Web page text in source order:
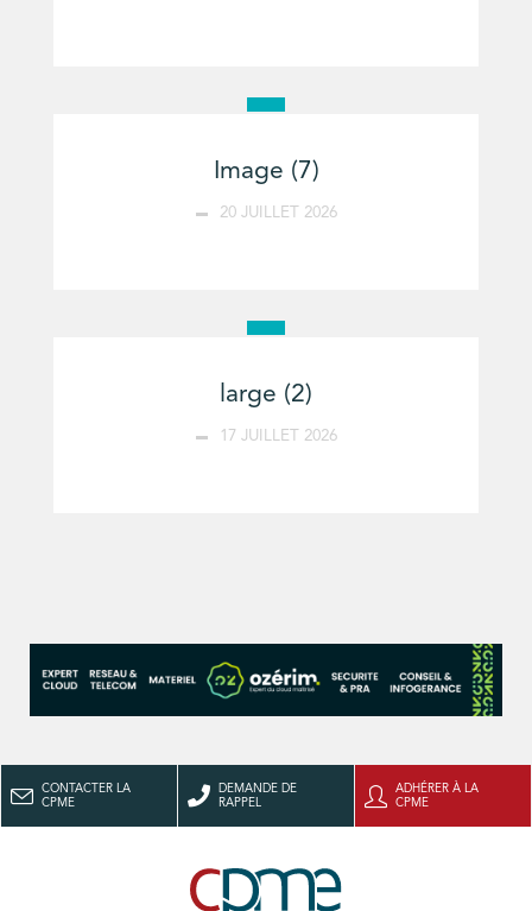
Image (7)
20 JUILLET 2026
large (2)
17 JUILLET 2026
CONTACTER LA
CPME
DEMANDE DE
RAPPEL
ADHÉRER À LA
CPME